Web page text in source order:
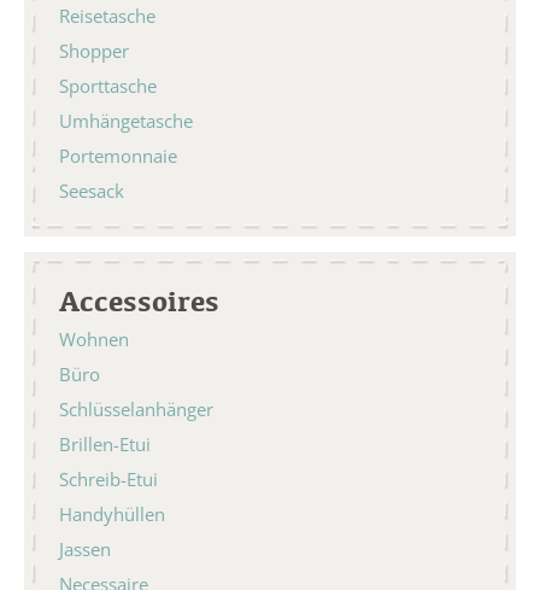
Reisetasche
Shopper
Sporttasche
Umhängetasche
Portemonnaie
Seesack
Accessoires
Wohnen
Büro
Schlüsselanhänger
Brillen-Etui
Schreib-Etui
Handyhüllen
Jassen
Necessaire